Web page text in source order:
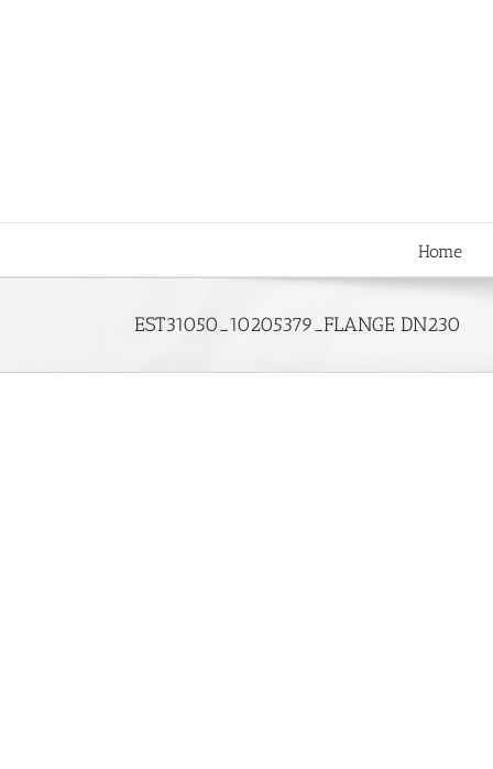
Home
EST31050_10205379_FLANGE DN230